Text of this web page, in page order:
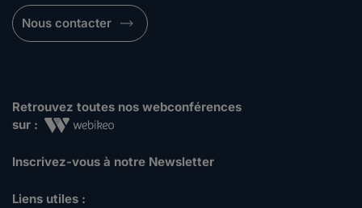
Nous contacter
Retrouvez toutes nos webconférences
sur :
Inscrivez-vous à notre Newsletter
Liens utiles :